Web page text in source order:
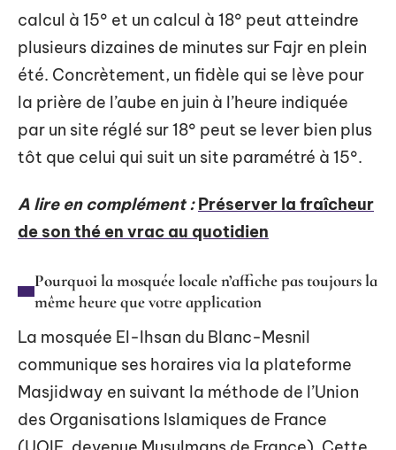
calcul à 15° et un calcul à 18° peut atteindre
plusieurs dizaines de minutes sur Fajr en plein
été. Concrètement, un fidèle qui se lève pour
la prière de l’aube en juin à l’heure indiquée
par un site réglé sur 18° peut se lever bien plus
tôt que celui qui suit un site paramétré à 15°.
A lire en complément : Préserver la fraîcheur
de son thé en vrac au quotidien
Pourquoi la mosquée locale n’affiche pas toujours la
même heure que votre application
La mosquée El-Ihsan du Blanc-Mesnil
communique ses horaires via la plateforme
Masjidway en suivant la méthode de l’Union
des Organisations Islamiques de France